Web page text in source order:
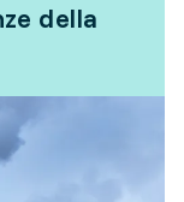
della